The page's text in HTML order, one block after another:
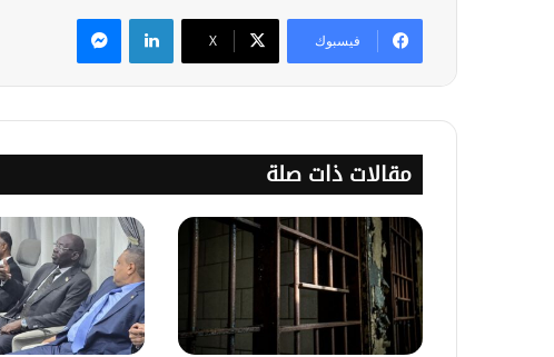
فيسبوك ‫X
لينكدإن ماسنجر
مقالات ذات صلة